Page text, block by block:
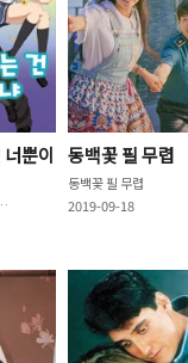
뿐이
前だけかよ
동백꽃 필 무렵
동백꽃 필 무렵
2019-09-18